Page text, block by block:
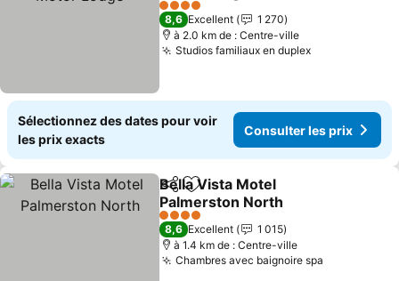
Consulter les prix
4 Étoiles
8,6 Excellent
1 270
à 2.0 km de : Centre-ville
Studios familiaux en duplexConsulter
Sélectionnez des dates pour voir
les prix exacts
Consulter les prix
PartagerAjouter à mes favoris
Bella Vista Motel
Palmerston North
Consulter les prix
4 Étoiles
8,6 Excellent
1 015
à 1.4 km de : Centre-ville
Chambres avec baignoire spa